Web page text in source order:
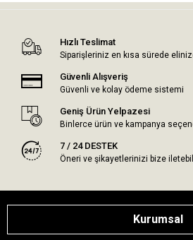
Hızlı Teslimat
Siparişleriniz en kısa sürede
Güvenli Alışveriş
Güvenli ve kolay ödeme sistemi
Geniş Ürün Yelpazesi
Binlerce ürün ve kampanya
7 / 24 DESTEK
Öneri ve şikayetlerinizi bize
Kurumsal